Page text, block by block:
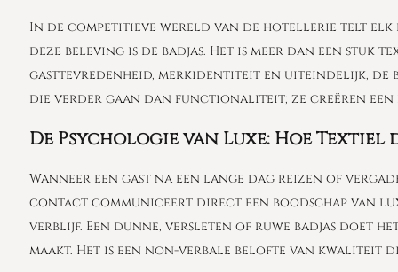
In de competitieve wereld van de hotellerie telt elk
deze beleving is de badjas. Het is meer dan een stuk
gasttevredenheid, merkidentiteit en uiteindelijk, de
die verder gaan dan functionaliteit; ze creëren
De Psychologie van Luxe: Hoe Textiel
Wanneer een gast na een lange dag reizen of
contact communiceert direct een boodschap van
verblijf. Een dunne, versleten of ruwe badjas doet
maakt. Het is een non-verbale belofte van kwaliteit